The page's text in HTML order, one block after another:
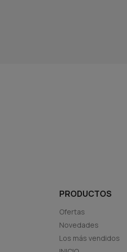
PRODUCTOS
Ofertas
Novedades
Los más vendidos